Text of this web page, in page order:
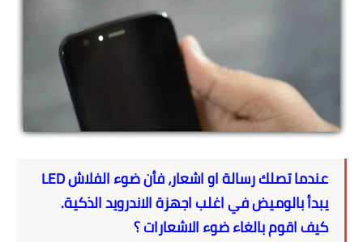
العاب
عندما تصلك رسالة او اشعار، فأن ضوء الفلاش LED
يبدأ بالوميض في اغلب اجهزة الاندرويد الذكية.
كيف اقوم بالغاء ضوء الاشعارات ؟